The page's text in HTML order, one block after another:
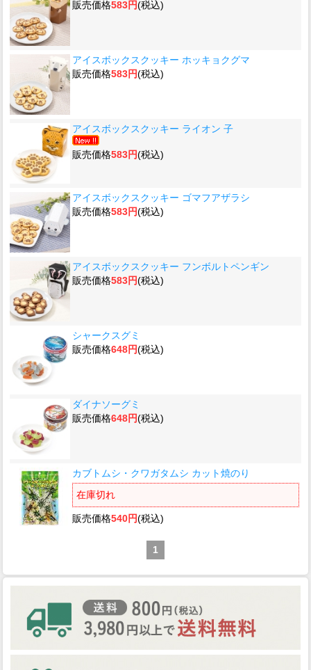
販売価格583円(税込)
アイスボックスクッキー ホッキョクグマ
販売価格583円(税込)
アイスボックスクッキー ライオン 子
販売価格583円(税込)
アイスボックスクッキー ゴマフアザラシ
販売価格583円(税込)
アイスボックスクッキー フンボルトペンギン
販売価格583円(税込)
シャークスグミ
販売価格648円(税込)
ダイナソーグミ
販売価格648円(税込)
カブトムシ・クワガタムシ カット焼のり
在庫切れ
販売価格540円(税込)
1